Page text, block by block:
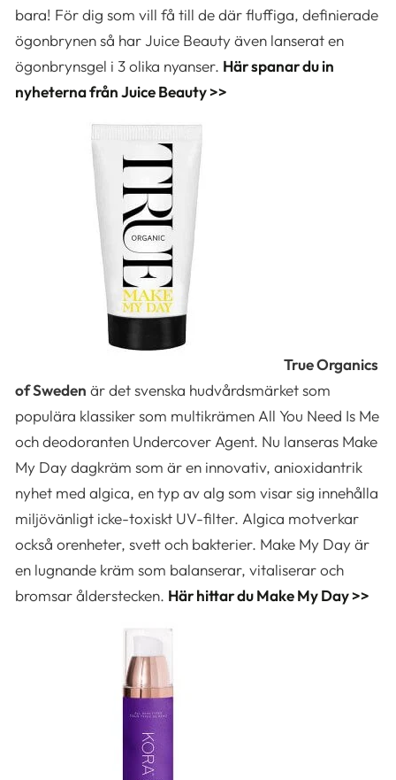
bara! För dig som vill få till de där fluffiga, definierade
ögonbrynen så har Juice Beauty även lanserat en
ögonbrynsgel i 3 olika nyanser. Här spanar du in
nyheterna från Juice Beauty >>
True Organics
of Sweden är det svenska hudvårdsmärket som
populära klassiker som multikrämen All You Need Is Me
och deodoranten Undercover Agent. Nu lanseras Make
My Day dagkräm som är en innovativ, anioxidantrik
nyhet med algica, en typ av alg som visar sig innehålla
miljövänligt icke-toxiskt UV-filter. Algica motverkar
också orenheter, svett och bakterier. Make My Day är
en lugnande kräm som balanserar, vitaliserar och
bromsar ålderstecken. Här hittar du Make My Day >>